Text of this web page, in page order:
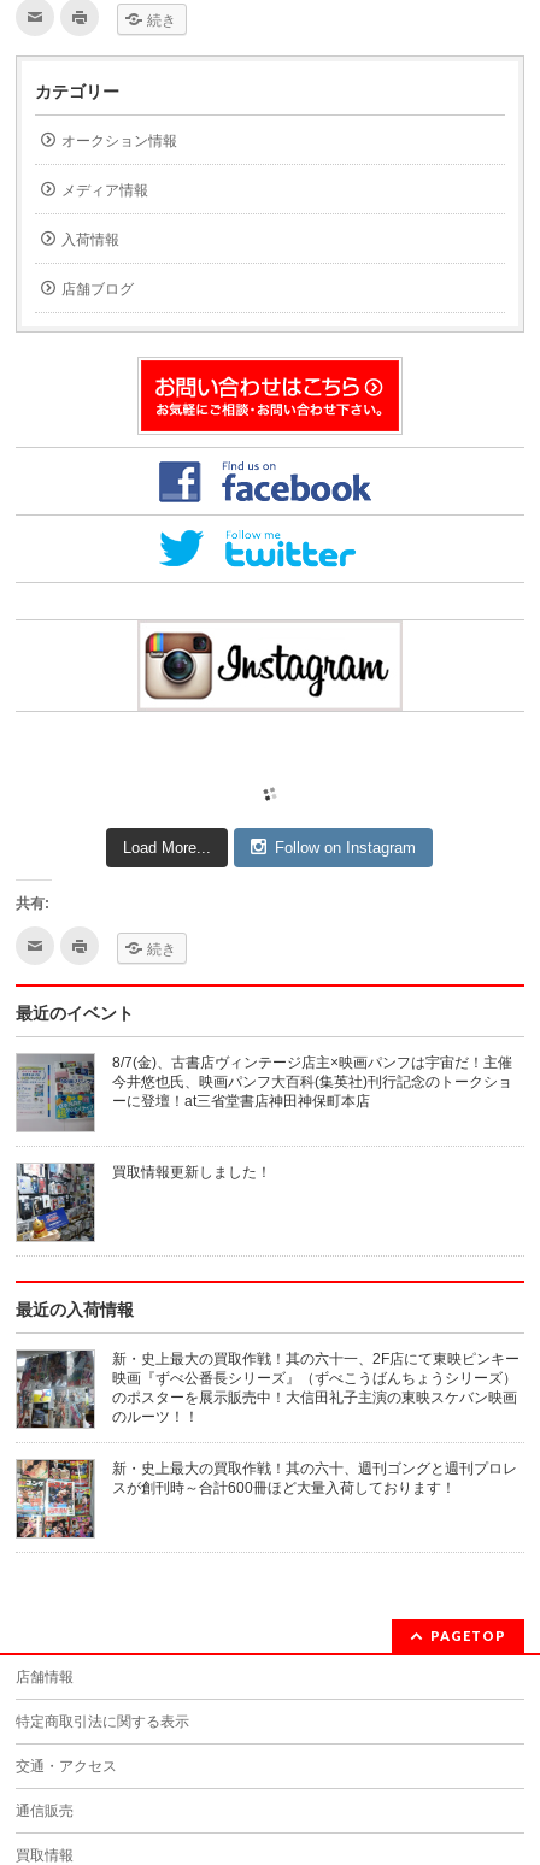
ク
て
友
達
へ
メ
で
送
信
(新
し
い
ィ
ド
ウ
ク
て
印
刷
し
ィ
ン
ド
ウ
で
開
ま
す)
続き
カテゴリー
オークション情報
メディア情報
入荷情報
店舗ブログ
Load More... Follow on Instagram
共有:
ク
し
て
達
へ
メ
ー
ル
で
送
信
(新
し
い
ウ
ィ
ン
ド
ウ
開
き
ま
す)
ク
て
刷
(新
し
い
ウ
ィ
ン
ド
ウ
で
開
き
ま
す)
続き
最近のイベント
8/7(金)、古書店ヴィンテージ店主×映画パンフは宇宙だ！主催
今井悠也氏、映画パンフ大百科(集英社)刊行記念のトークショ
ーに登壇！at三省堂書店神田神保町本店
買取情報更新しました！
最近の入荷情報
新・史上最大の買取作戦！其の六十一、2F店にて東映ピンキー
映画『ずべ公番長シリーズ』（ずべこうばんちょうシリーズ）
のポスターを展示販売中！大信田礼子主演の東映スケバン映画
のルーツ！！
新・史上最大の買取作戦！其の六十、週刊ゴングと週刊プロレ
スが創刊時～合計600冊ほど大量入荷しております！
PAGETOP
店舗情報
特定商取引法に関する表示
交通・アクセス
通信販売
買取情報